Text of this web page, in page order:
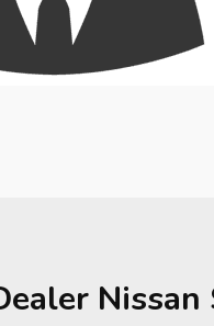
Nissan